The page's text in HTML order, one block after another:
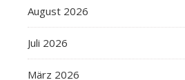
August 2026
Juli 2026
März 2026